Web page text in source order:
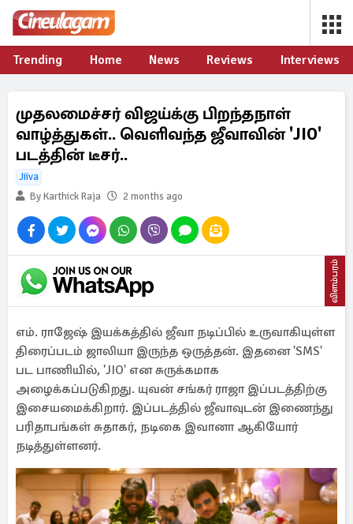
Trending Home News Reviews Interviews
முதலமைச்சர் விஜய்க்கு பிறந்தநாள்
வாழ்த்துகள்.. வெளிவந்த ஜீவாவின் 'JIO'
படத்தின் டீசர்..
Jiiva
By Karthick Raja
2 months ago
விளம்பரம்
எம். ராஜேஷ் இயக்கத்தில் ஜீவா நடிப்பில் உருவாகியுள்ள
திரைப்படம் ஜாலியா இருந்த ஒருத்தன். இதனை 'SMS'
பட பாணியில், 'JIO' என சுருக்கமாக
அழைக்கப்படுகிறது. யுவன் சங்கர் ராஜா இப்படத்திற்கு
இசையமைக்கிறார். இப்படத்தில் ஜீவாவுடன் இணைந்து
பரிதாபங்கள் சுதாகர், நடிகை இவானா ஆகியோர்
நடித்துள்ளனர்.